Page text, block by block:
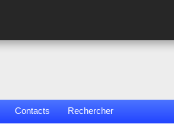
Contacts Rechercher